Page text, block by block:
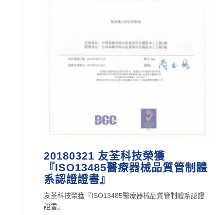
20180321 友荃科技榮獲
『ISO13485醫療器械品質管制體
系認證證書』
友荃科技榮獲『ISO13485醫療器械品質管制體系認證
證書』